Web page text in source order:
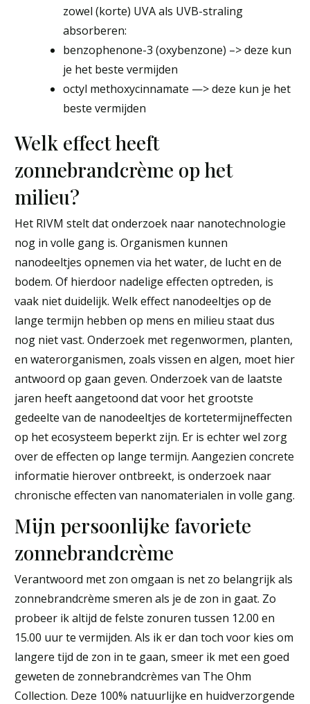
zowel (korte) UVA als UVB-straling
absorberen:
benzophenone-3 (oxybenzone) –> deze kun
je het beste vermijden
octyl methoxycinnamate —> deze kun je het
beste vermijden
Welk effect heeft
zonnebrandcrème op het
milieu?
Het RIVM stelt dat onderzoek naar nanotechnologie
nog in volle gang is. Organismen kunnen
nanodeeltjes opnemen via het water, de lucht en de
bodem. Of hierdoor nadelige effecten optreden, is
vaak niet duidelijk. Welk effect nanodeeltjes op de
lange termijn hebben op mens en milieu staat dus
nog niet vast. Onderzoek met regenwormen, planten,
en waterorganismen, zoals vissen en algen, moet hier
antwoord op gaan geven. Onderzoek van de laatste
jaren heeft aangetoond dat voor het grootste
gedeelte van de nanodeeltjes de kortetermijneffecten
op het ecosysteem beperkt zijn. Er is echter wel zorg
over de effecten op lange termijn. Aangezien concrete
informatie hierover ontbreekt, is onderzoek naar
chronische effecten van nanomaterialen in volle gang.
Mijn persoonlijke favoriete
zonnebrandcrème
Verantwoord met zon omgaan is net zo belangrijk als
zonnebrandcrème smeren als je de zon in gaat. Zo
probeer ik altijd de felste zonuren tussen 12.00 en
15.00 uur te vermijden. Als ik er dan toch voor kies om
langere tijd de zon in te gaan, smeer ik met een goed
geweten de zonnebrandcrèmes van The Ohm
Collection. Deze 100% natuurlijke en huidverzorgende